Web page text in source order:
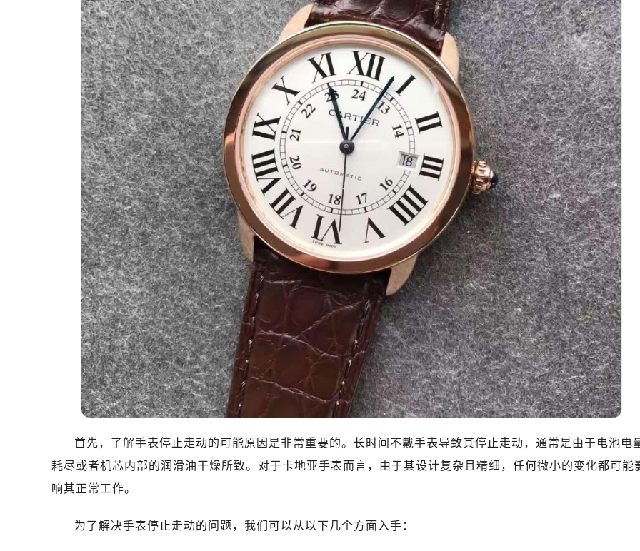
首先，了解手表停止走动的可能原因是非常重要的。长时间不戴手表导致其停止走动，通常是由于电池电
耗尽或者机芯内部的润滑油干燥所致。对于卡地亚手表而言，由于其设计复杂且精细，任何微小的变化都可能
响其正常工作。
为了解决手表停止走动的问题，我们可以从以下几个方面入手：